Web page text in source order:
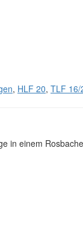
, HLF 20, TLF 16/
in einem